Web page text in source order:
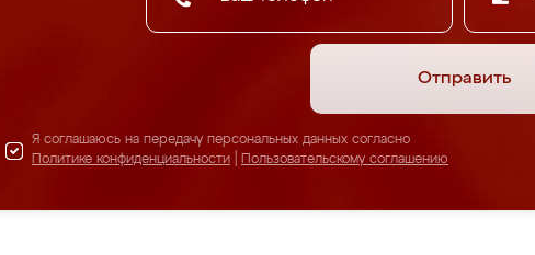
Отправить
Я соглашаюсь на передачу персональных данных согласно
Политике конфиденциальности
Пользовательскому соглашению